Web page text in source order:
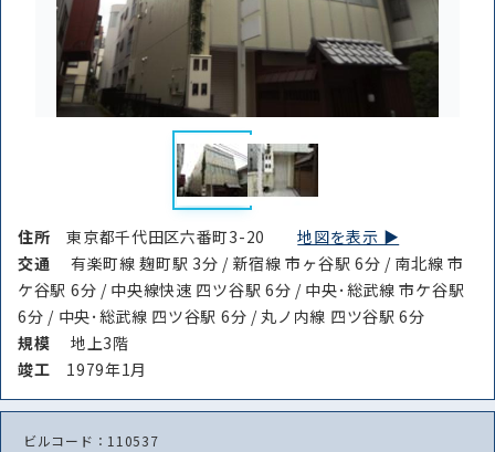
住所東京都千代田区六番町3-20地図を表示 ▶︎
交通
有楽町線 麹町駅 3分 / 新宿線 市ヶ谷駅 6分 / 南北線 市
ケ谷駅 6分 / 中央線快速 四ツ谷駅 6分 / 中央･総武線 市ケ谷駅
6分 / 中央･総武線 四ツ谷駅 6分 / 丸ノ内線 四ツ谷駅 6分
規模
地上3階
竣⼯ 1979年1月
ビルコード：110537